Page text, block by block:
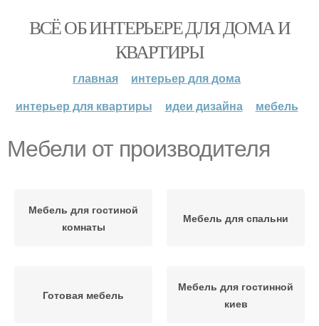
ВСЁ ОБ ИНТЕРЬЕРЕ ДЛЯ ДОМА И
КВАРТИРЫ
главная
интерьер для дома
интерьер для квартиры
идеи дизайна мебель
Мебели от производителя
Мебель для гостиной
комнаты
Мебель для спальни
Готовая мебель
Мебель для гостинной
киев